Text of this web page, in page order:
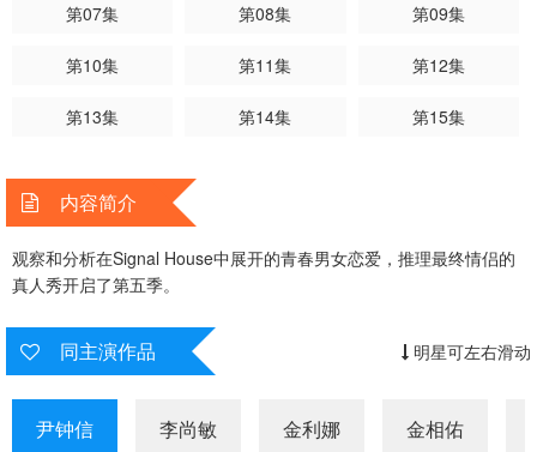
第07集 第08集 第09集
第10集 第11集 第12集
第13集 第14集 第15集
内容简介
观察和分析在Signal House中展开的青春男女恋爱，推理最终情侣的
真人秀开启了第五季。
同主演作品 明星可左右滑动
尹钟信 李尚敏 金利娜 金相佑